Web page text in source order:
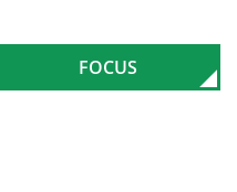
FOCUS